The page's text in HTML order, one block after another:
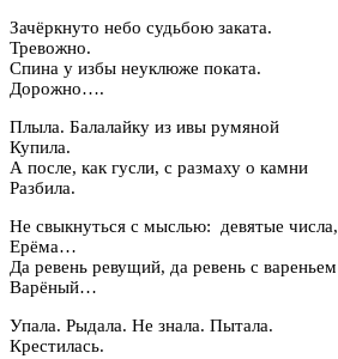
Зачёркнуто небо судьбою заката.
Тревожно.
Спина у избы неуклюже поката.
Дорожно….
Плыла. Балалайку из ивы румяной
Купила.
А после, как гусли, с размаху о камни
Разбила.
Не свыкнуться с мыслью: девятые числа,
Ерёма…
Да ревень ревущий, да ревень с вареньем
Варёный…
Упала. Рыдала. Не знала. Пытала.
Крестилась.